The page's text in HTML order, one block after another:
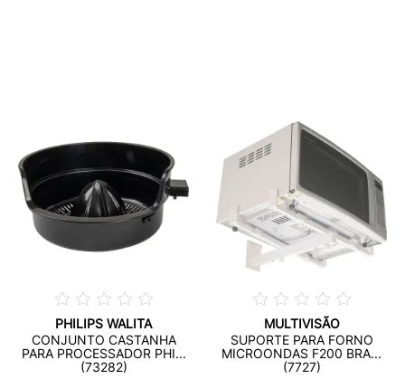
PHILIPS WALITA
CONJUNTO CASTANHA
PARA PROCESSADOR PHI...
(73282)
MULTIVISÃO
SUPORTE PARA FORNO
MICROONDAS F200 BRA...
(7727)